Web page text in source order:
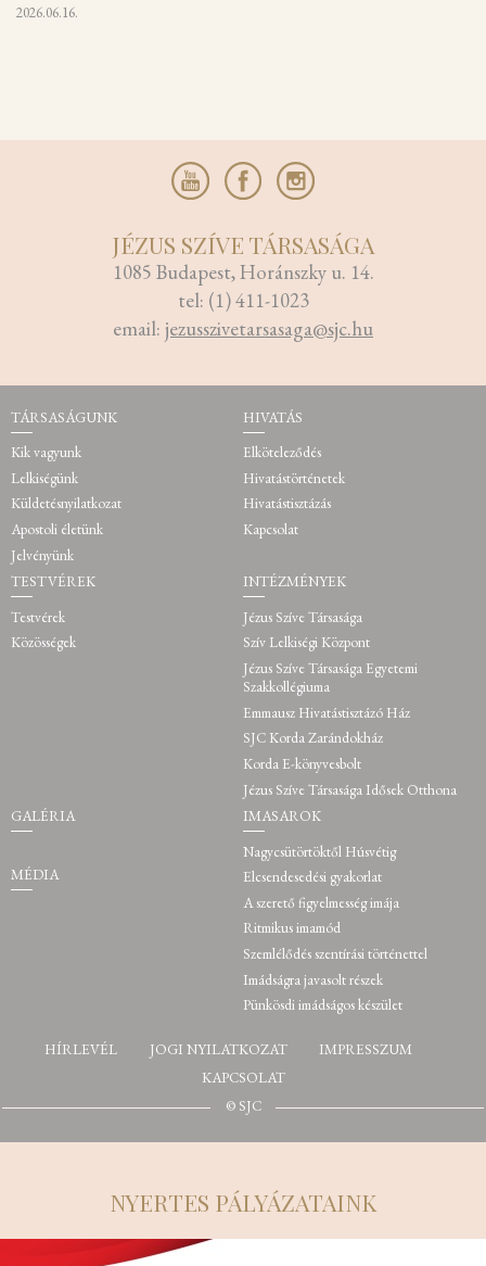
2026.06.16.
JÉZUS SZÍVE TÁRSASÁGA
1085 Budapest, Horánszky u. 14.
tel: (1) 411-1023
email: jezusszivetarsasaga@sjc.hu
TÁRSASÁGUNK
Kik vagyunk
Lelkiségünk
Küldetésnyilatkozat
Apostoli életünk
Jelvényünk
HIVATÁS
Elköteleződés
Hivatástörténetek
Hivatástisztázás
Kapcsolat
TESTVÉREK
Testvérek
Közösségek
INTÉZMÉNYEK
Jézus Szíve Társasága
Szív Lelkiségi Központ
Jézus Szíve Társasága Egyetemi
Szakkollégiuma
Emmausz Hivatástisztázó Ház
SJC Korda Zarándokház
Korda E-könyvesbolt
Jézus Szíve Társasága Idősek Otthona
GALÉRIA
MÉDIA
IMASAROK
Nagycsütörtöktől Húsvétig
Elcsendesedési gyakorlat
A szerető figyelmesség imája
Ritmikus imamód
Szemlélődés szentírási történettel
Imádságra javasolt részek
Pünkösdi imádságos készület
HÍRLEVÉL JOGI NYILATKOZAT
IMPRESSZUM
KAPCSOLAT
© SJC
NYERTES PÁLYÁZATAINK